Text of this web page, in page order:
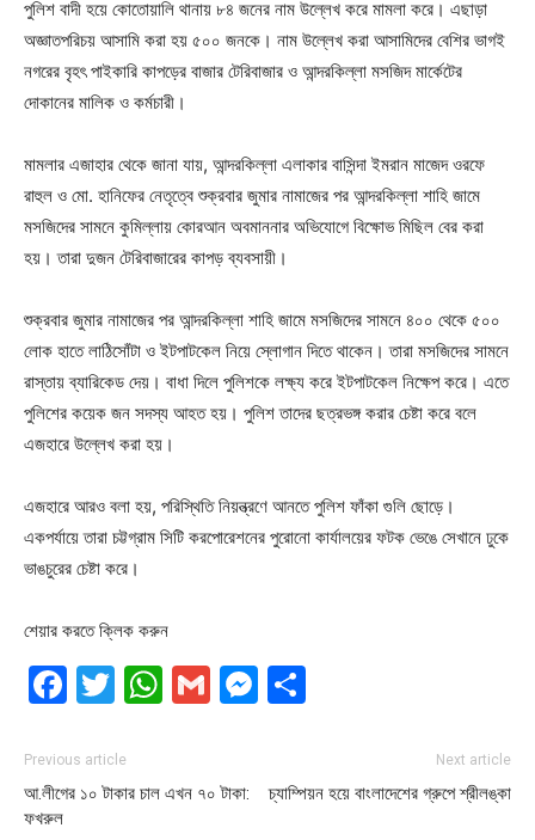
পুলিশ বাদী হয়ে কোতোয়ালি থানায় ৮৪ জনের নাম উল্লেখ করে মামলা করে। এছাড়া
অজ্ঞাতপরিচয় আসামি করা হয় ৫০০ জনকে। নাম উল্লেখ করা আসামিদের বেশির ভাগই
নগরের বৃহৎ পাইকারি কাপড়ের বাজার টেরিবাজার ও আন্দরকিল্লা মসজিদ মার্কেটের
দোকানের মালিক ও কর্মচারী।
মামলার এজাহার থেকে জানা যায়, আন্দরকিল্লা এলাকার বাসিন্দা ইমরান মাজেদ ওরফে
রাহুল ও মো. হানিফের নেতৃত্বে শুক্রবার জুমার নামাজের পর আন্দরকিল্লা শাহি জামে
মসজিদের সামনে কুমিল্লায় কোরআন অবমাননার অভিযোগে বিক্ষোভ মিছিল বের করা
হয়। তারা দুজন টেরিবাজারের কাপড় ব্যবসায়ী।
শুক্রবার জুমার নামাজের পর আন্দরকিল্লা শাহি জামে মসজিদের সামনে ৪০০ থেকে ৫০০
লোক হাতে লাঠিসোঁটা ও ইটপাটকেল নিয়ে স্লোগান দিতে থাকেন। তারা মসজিদের সামনে
রাস্তায় ব্যারিকেড দেয়। বাধা দিলে পুলিশকে লক্ষ্য করে ইটপাটকেল নিক্ষেপ করে। এতে
পুলিশের কয়েক জন সদস্য আহত হয়। পুলিশ তাদের ছত্রভঙ্গ করার চেষ্টা করে বলে
এজহারে উল্লেখ করা হয়।
এজহারে আরও বলা হয়, পরিস্থিতি নিয়ন্ত্রণে আনতে পুলিশ ফাঁকা গুলি ছোড়ে।
একপর্যায়ে তারা চট্টগ্রাম সিটি করপোরেশনের পুরোনো কার্যালয়ের ফটক ভেঙে সেখানে ঢুকে
ভাঙচুরের চেষ্টা করে।
শেয়ার করতে ক্লিক করুন
Facebook
Twitter
WhatsApp
GmailMessenger
Previous article
আ.লীগের ১০ টাকার চাল এখন ৭০ টাকা:
ফখরুল
Next article
চ্যাম্পিয়ন হয়ে বাংলাদেশের গ্রুপে শ্রীলঙ্কা